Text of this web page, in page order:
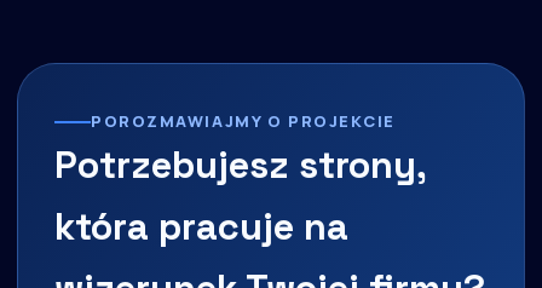
POROZMAWIAJMY O PROJEKCIE
Potrzebujesz strony,
która pracuje na